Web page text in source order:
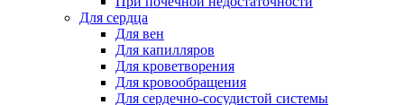
Для сердца
Для вен
Для капилляров
Для кроветворения
Для кровообращения
Для сердечно-сосудистой системы